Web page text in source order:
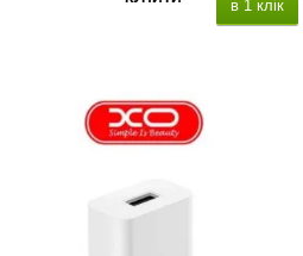
в 1 клік